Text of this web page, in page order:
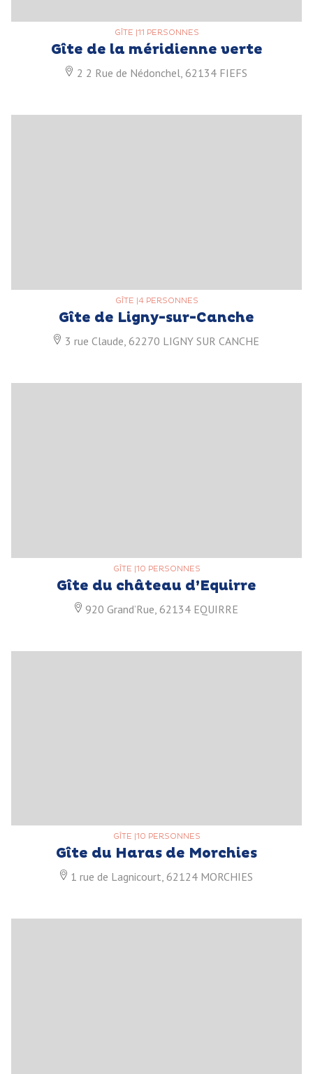
GÎTE 11 PERSONNES
Gîte de la méridienne verte
2 2 Rue de Nédonchel, 62134 FIEFS
GÎTE |4 PERSONNES
Gîte de Ligny-sur-Canche
3 rue Claude, 62270 LIGNY SUR CANCHE
GÎTE |10 PERSONNES
Gîte du château d’Equirre
920 Grand’Rue, 62134 EQUIRRE
GÎTE 10 PERSONNES
Gîte du Haras de Morchies
1 rue de Lagnicourt, 62124 MORCHIES